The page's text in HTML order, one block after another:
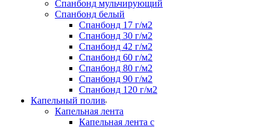
Спанбонд мульчирующий
Спанбонд белый
Спанбонд 17 г/м2
Спанбонд 30 г/м2
Спанбонд 42 г/м2
Спанбонд 60 г/м2
Спанбонд 80 г/м2
Спанбонд 90 г/м2
Спанбонд 120 г/м2
Капельный полив
Капельная лента
Капельная лента с